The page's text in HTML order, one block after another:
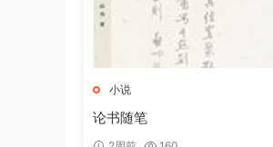
小说
论书随笔